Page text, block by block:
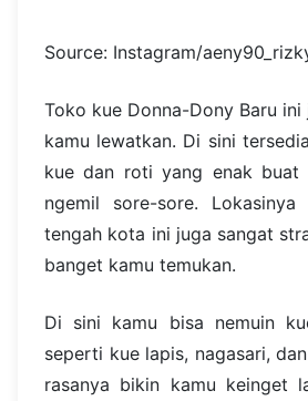
Source: Instagram/
Toko kue Donna-Dony Baru
kamu lewatkan. Di sini
kue dan roti yang enak buat
ngemil sore-sore.
tengah kota ini juga sangat
banget kamu temukan.
Di sini kamu bisa nemuin
seperti kue lapis, nagasari,
rasanya bikin kamu keinget